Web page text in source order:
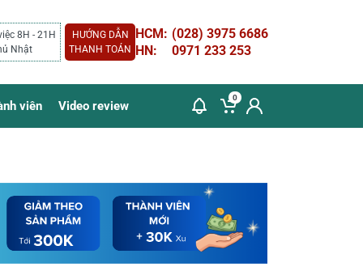
8H - 21H
Nhật
HƯỚNG DẪN
THANH TOÁN
HCM: (028) 3975 6686
HN:
0971 233 253
viên Video review
0